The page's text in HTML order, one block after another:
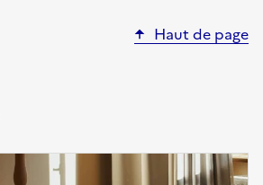
Haut de page